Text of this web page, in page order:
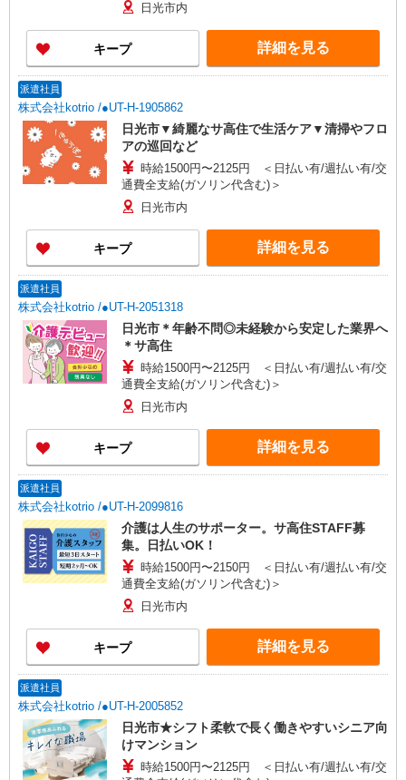
日光市内
キープ 詳細を見る
派遣社員
株式会社kotrio /●UT-H-1905862
日光市▼綺麗なサ高住で生活ケア▼清掃やフロ
アの巡回など
時給1500円〜2125円 ＜日払い有/週払い有/交
通費全支給(ガソリン代含む)＞
日光市内
キープ 詳細を見る
派遣社員
株式会社kotrio /●UT-H-2051318
日光市＊年齢不問◎未経験から安定した業界へ
＊サ高住
時給1500円〜2125円 ＜日払い有/週払い有/交
通費全支給(ガソリン代含む)＞
日光市内
キープ 詳細を見る
派遣社員
株式会社kotrio /●UT-H-2099816
介護は人生のサポーター。サ高住STAFF募
集。日払いOK！
時給1500円〜2150円 ＜日払い有/週払い有/交
通費全支給(ガソリン代含む)＞
日光市内
キープ 詳細を見る
派遣社員
株式会社kotrio /●UT-H-2005852
日光市★シフト柔軟で長く働きやすいシニア向
けマンション
時給1500円〜2125円 ＜日払い有/週払い有/交